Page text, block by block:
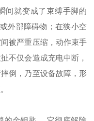
间就变成了束缚手脚的
外部障碍物；在狭小空
被严重压缩，动作束手
不仅会造成充电中断，
倒，乃至设备故障，形